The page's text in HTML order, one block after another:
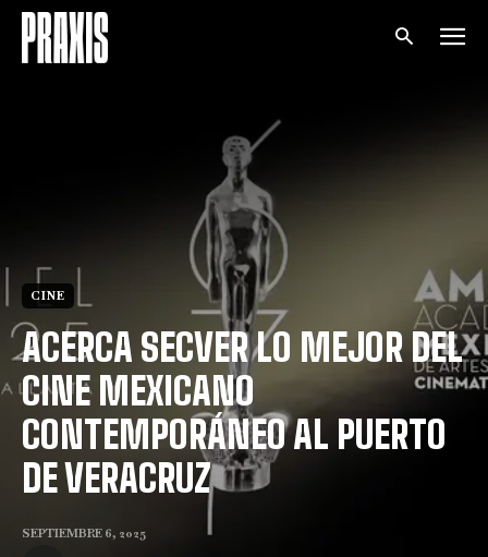
CINE
ACERCA SECVER LO MEJOR DEL
CINE MEXICANO
CONTEMPORÁNEO AL PUERTO
DE VERACRUZ
SEPTIEMBRE 6, 2025